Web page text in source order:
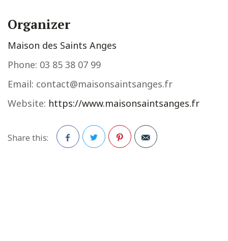
Organizer
Maison des Saints Anges
Phone: 03 85 38 07 99
Email: contact@maisonsaintsanges.fr
Website: https://www.maisonsaintsanges.fr
Share this: